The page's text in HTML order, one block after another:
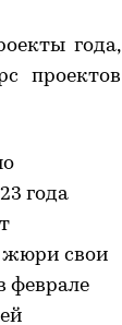
года,
проектов
года
жюри свои
феврале